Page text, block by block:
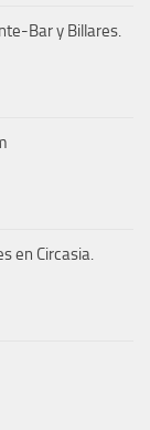
Bar y Billares.
en Circasia.